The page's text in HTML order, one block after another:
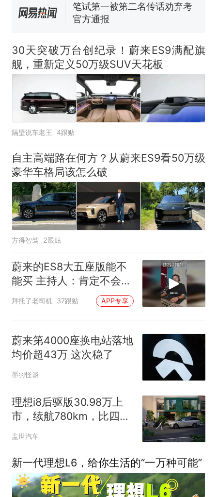
惊艳！字都飘起来了 博主在田
间创作“悬浮字” 网友：真·裸眼
么？
30天突破万台创纪录！蔚来ES9满配旗
舰，重新定义50万级SUV天花板
隔壁说车老王 4跟贴
自主高端路在何方？从蔚来ES9看50万级
豪华车格局该怎么破
方得智驾 2跟贴
蔚来的ES8大五座版能不
能买 主持人：肯定不会错
的一台车
拜托了老司机 37跟贴 APP专享
蔚来第4000座换电站落地
均价超43万 这次稳了
墨羽怪谈
理想i8后驱版30.98万上
市，续航780km，比四驱
版便宜3万
盖世汽车
新一代理想L6，给你生活的“一万种可能”